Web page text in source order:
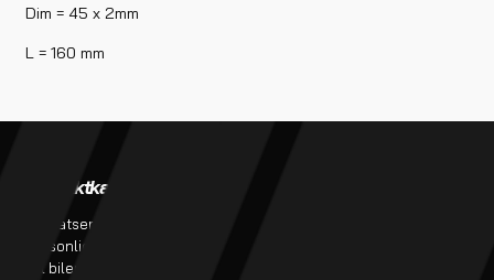
Dim = 45 x 2mm
L = 160 mm
Produktkategorier
Bursatser
Personlig utrustning
Till bilen